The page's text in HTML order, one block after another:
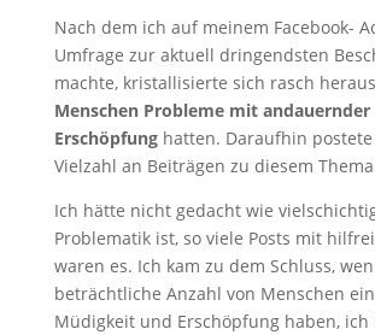
Nach dem ich auf meinem Facebook-
Umfrage zur aktuell dringendsten
machte, kristallisierte sich rasch
Menschen Probleme mit
Erschöpfunghatten. Daraufhin postete
Vielzahl an Beiträgen zu diesem
Ich hätte nicht gedacht wie
Problematik ist, so viele Posts mit
waren es. Ich kam zu dem Schluss,
beträchtliche Anzahl von Menschen
Müdigkeit und Erschöpfung haben, ich